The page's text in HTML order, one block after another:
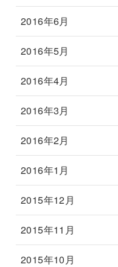
2016年6月
2016年5月
2016年4月
2016年3月
2016年2月
2016年1月
2015年12月
2015年11月
2015年10月